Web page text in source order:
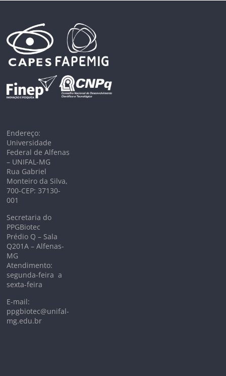
Endereço:
Universidade
Federal de Alfenas
– UNIFAL-MG
Rua Gabriel
Monteiro da Silva,
700-CEP: 37130-
001
Secretaria do
PPGBiotec
Prédio Q – Sala
Q201A – Alfenas-
MG
Atendimento:
segunda-feira a
sexta-feira
E-mail:
ppgbiotec@unifal-
mg.edu.br